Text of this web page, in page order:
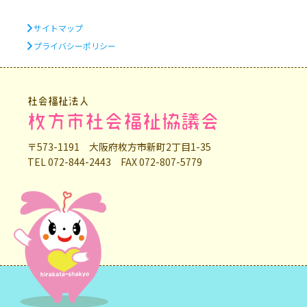
サイトマップ
プライバシーポリシー
社会福祉法人
枚方市社会福祉協議会
〒573-1191 大阪府枚方市新町2丁目1-35
TEL 072-844-2443 FAX 072-807-5779